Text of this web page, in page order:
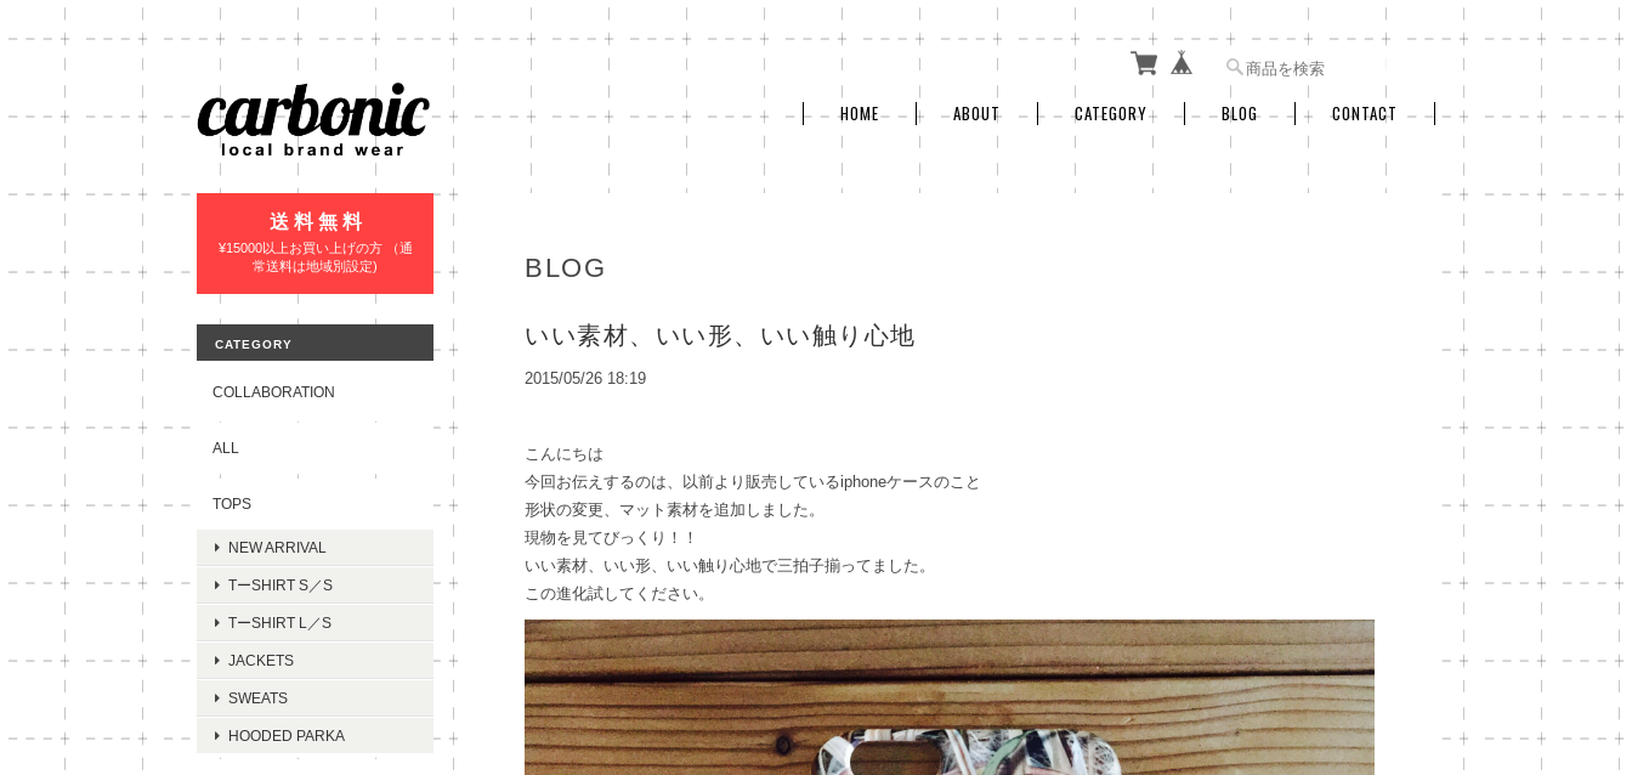
HOME ABOUT CATEGORY BLOG CONTACT
BLOG
いい素材、いい形、いい触り心地
2015/05/26 18:19
こんにちは
今回お伝えするのは、以前より販売しているiphoneケースのこと
形状の変更、マット素材を追加しました。
現物を見てびっくり！！
いい素材、いい形、いい触り心地で三拍子揃ってました。
この進化試してください。
送 料 無 料
¥15000以上お買い上げの方 （通
常送料は地域別設定)
CATEGORY
COLLABORATION
ALL
TOPS
NEW ARRIVAL
TーSHIRT S／S
TーSHIRT L／S
JACKETS
SWEATS
HOODED PARKA